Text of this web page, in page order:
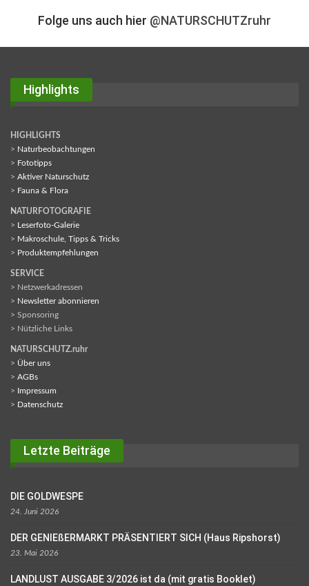
Folge uns auch hier @NATURSCHUTZruhr
Highlights
HIGHLIGHTS
> Naturbeobachtungen
> Fototipps
> Aktiver Naturschutz
> Fauna & Flora
NATURFOTOGRAFIE
> Leserfoto-Galerie
> Makroschule, Tipps & Tricks
> Produktempfehlungen
SERVICE
> Netzwerkadressen
> Newsletter abonnieren
> Sponsoring
> Nützliche Links
NATURSCHUTZ.ruhr
> Über uns
> AGBs
> Impressum
> Datenschutz
Letzte Beiträge
DIE GOLDWESPE
24. Juni 2026
DER GENIEßERMARKT PRÄSENTIERT SICH (Haus Ripshorst)
23. Mai 2026
LANDLUST AUSGABE 3/2026 ist da (mit gratis Booklet)